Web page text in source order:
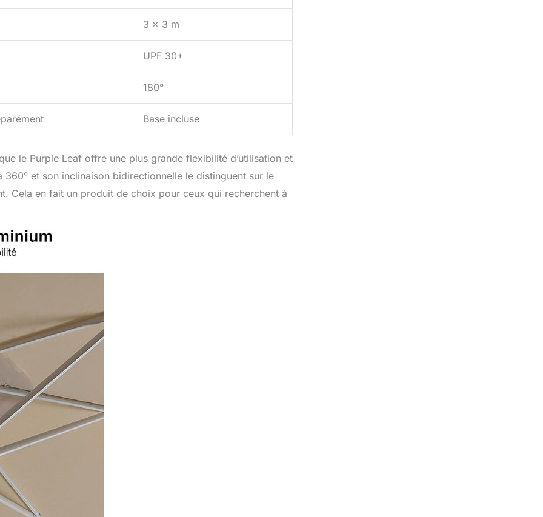
3 x 3 m
UPF 30+
180°
Base incluse
le Purple Leaf offre une plus grande flexibilité d’utilisation et
et son inclinaison bidirectionnelle le distinguent sur le
Cela en fait un produit de choix pour ceux qui recherchent à